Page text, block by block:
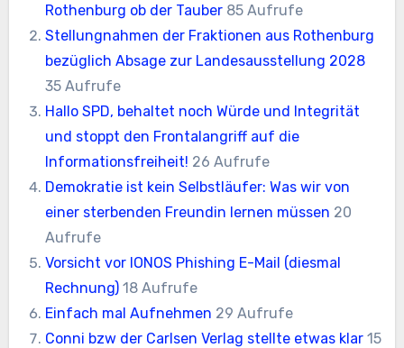
Rothenburg ob der Tauber 85 Aufrufe
Stellungnahmen der Fraktionen aus Rothenburg
bezüglich Absage zur Landesausstellung 2028
35 Aufrufe
Hallo SPD, behaltet noch Würde und Integrität
und stoppt den Frontalangriff auf die
Informationsfreiheit! 26 Aufrufe
Demokratie ist kein Selbstläufer: Was wir von
einer sterbenden Freundin lernen müssen 20
Aufrufe
Vorsicht vor IONOS Phishing E-Mail (diesmal
Rechnung) 18 Aufrufe
Einfach mal Aufnehmen 29 Aufrufe
Conni bzw der Carlsen Verlag stellte etwas klar 15